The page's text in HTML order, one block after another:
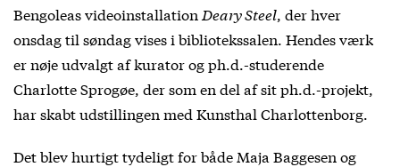
Bengoleas videoinstallation Deary Steel , der hver
onsdag til søndag vises i bibliotekssalen. Hendes værk
er nøje udvalgt af kurator og ph.d.-studerende
Charlotte Sprogøe, der som en del af sit ph.d.-projekt,
har skabt udstillingen med Kunsthal Charlottenborg.
Det blev hurtigt tydeligt for både Maja Baggesen og